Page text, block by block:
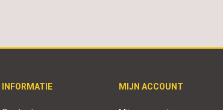
INFORMATIE MIJN ACCOUNT